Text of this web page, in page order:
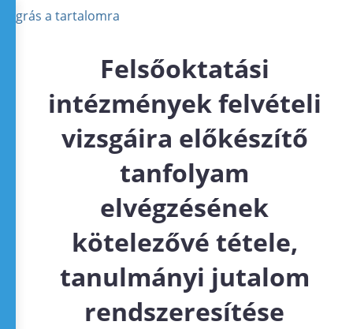
Ugrás a tartalomra
Felsőoktatási
intézmények felvételi
vizsgáira előkészítő
tanfolyam
elvégzésének
kötelezővé tétele,
tanulmányi jutalom
rendszeresítése